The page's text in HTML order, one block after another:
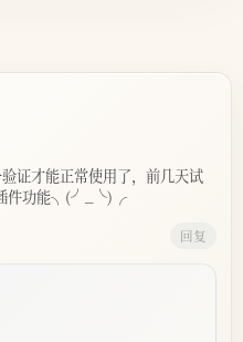
证才能正常使用了，前几天试
插件功能╮(╯_╰)╭
回复